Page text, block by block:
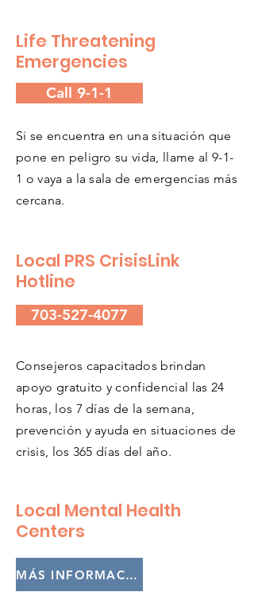
Life Threatening
Emergencies
Call 9-1-1
Si se encuentra en una situación que
pone en peligro su vida, llame al 9-1-
1 o vaya a la sala de emergencias más
cercana.
Local PRS CrisisLink
Hotline
703-527-4077
Consejeros capacitados brindan
apoyo gratuito y confidencial las 24
horas, los 7 días de la semana,
prevención y ayuda en situaciones de
crisis, los 365 días del año.
Local Mental Health
Centers
MÁS INFORMACIÓN